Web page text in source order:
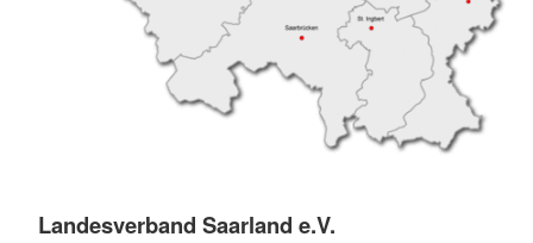
Landesverband Saarland e.V.